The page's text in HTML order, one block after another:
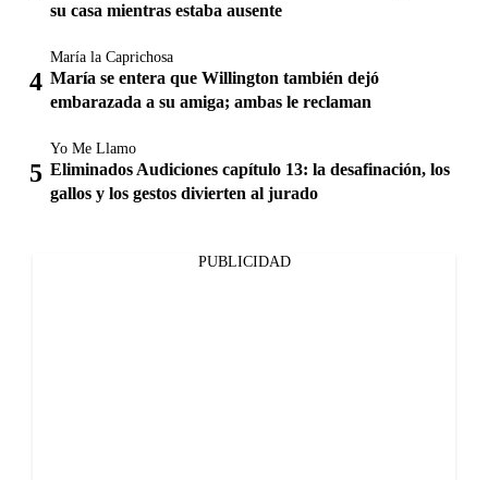
su casa mientras estaba ausente
María la Caprichosa
María se entera que Willington también dejó
embarazada a su amiga; ambas le reclaman
Yo Me Llamo
Eliminados Audiciones capítulo 13: la desafinación, los
gallos y los gestos divierten al jurado
PUBLICIDAD